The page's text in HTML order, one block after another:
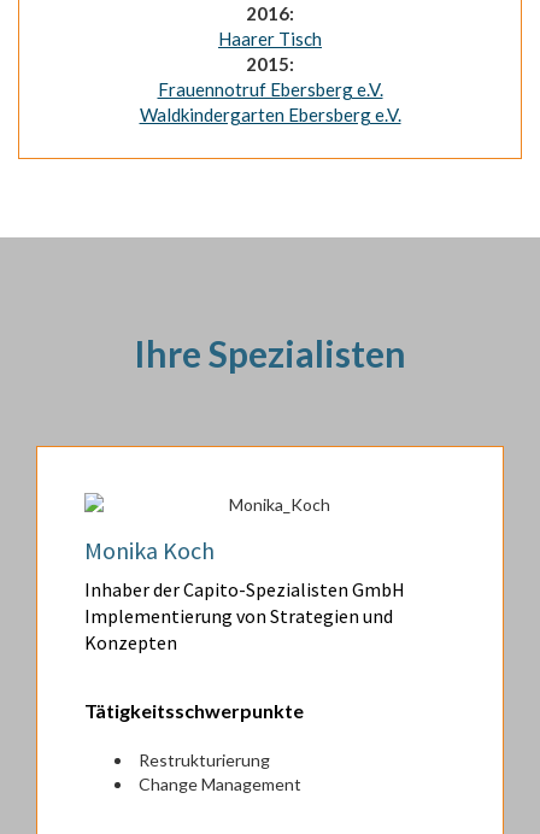
2016:
Haarer Tisch
2015:
Frauennotruf Ebersberg e.V.
Waldkindergarten Ebersberg e.V.
Ihre Spezialisten
Monika Koch
Inhaber der Capito-Spezialisten GmbH
Implementierung von Strategien und
Konzepten
Tätigkeitsschwerpunkte
Restrukturierung
Change Management